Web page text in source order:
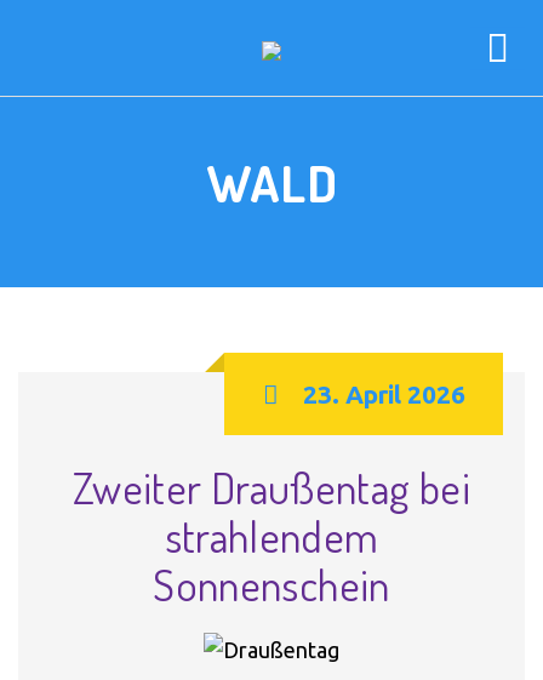
WALD
23. April 2026
Zweiter Draußentag bei
strahlendem
Sonnenschein